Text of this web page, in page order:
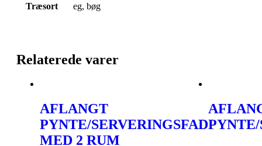
Træsort eg, bøg
Relaterede varer
AFLANGT
PYNTE/SERVERINGSFAD
MED 2 RUM
PYNTE/